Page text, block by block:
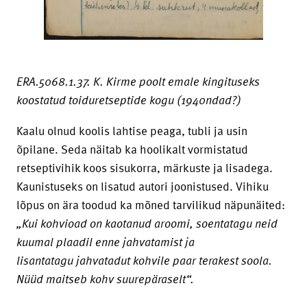
ERA.5068.1.37. K. Kirme poolt emale kingituseks
koostatud toiduretseptide kogu (1940ndad?)
Kaalu olnud koolis lahtise peaga, tubli ja usin
õpilane. Seda näitab ka hoolikalt vormistatud
retseptivihik koos sisukorra, märkuste ja lisadega.
Kaunistuseks on lisatud autori joonistused. Vihiku
lõpus on ära toodud ka mõned tarvilikud näpunäited:
„Kui kohvioad on kaotanud aroomi, soentatagu neid
kuumal plaadil enne jahvatamist ja
lisantatagu jahvatadut kohvile paar terakest soola.
Nüüd maitseb kohv suurepäraselt“.